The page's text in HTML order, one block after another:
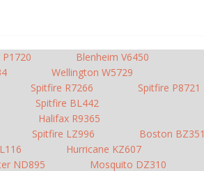
P1720
Blenheim V6450
Wellington W5729
Spitfire R7266
Spitfire P8721
Spitfire BL442
Halifax R9365
Spitfire LZ996
Boston BZ351
Hurricane KZ607
ND895
Mosquito DZ310